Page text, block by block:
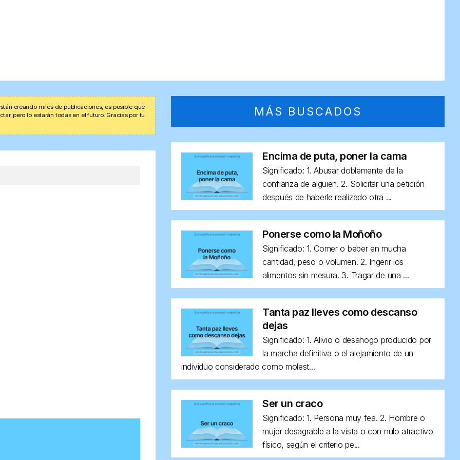
creando miles de publicaciones, es posible que
pero lo estarán todas en el futuro. Gracias por tu
MÁS BUSCADOS
Encima de puta, poner la cama
Significado: 1. Abusar doblemente de la
confianza de alguien. 2. Solicitar una petición
después de haberle realizado otra ...
Ponerse como la Moñoño
Significado: 1. Comer o beber en mucha
cantidad, peso o volumen. 2. Ingerir los
alimentos sin mesura. 3. Tragar de una ...
Tanta paz lleves como descanso
dejas
Significado: 1. Alivio o desahogo producido por
la marcha definitiva o el alejamiento de un
individuo considerado como molest...
Ser un craco
Significado: 1. Persona muy fea. 2. Hombre o
mujer desagrable a la vista o con nulo atractivo
físico, según el criterio pe...